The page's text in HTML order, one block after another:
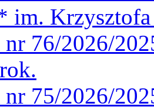
Krzysztofa
nr 76/2026/
nr 75/2026/